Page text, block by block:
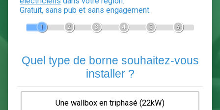
Devis Pose de borne de
En 5 minutes, demandez3 devis comparatifs
Gratuit, sans pub et sans engagement.
2 3 6